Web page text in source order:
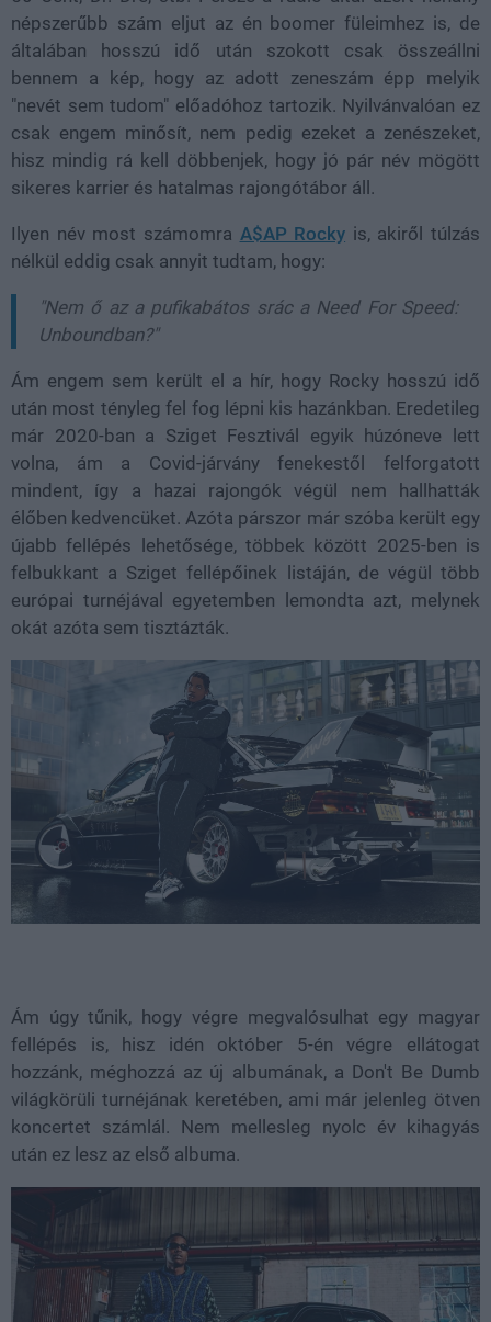
népszerűbb szám eljut az én boomer füleimhez is, de
általában hosszú idő után szokott csak összeállni
bennem a kép, hogy az adott zeneszám épp melyik
"nevét sem tudom" előadóhoz tartozik. Nyilvánvalóan ez
csak engem minősít, nem pedig ezeket a zenészeket,
hisz mindig rá kell döbbenjek, hogy jó pár név mögött
sikeres karrier és hatalmas rajongótábor áll.
Ilyen név most számomra A$AP Rocky is, akiről túlzás
nélkül eddig csak annyit tudtam, hogy:
"Nem ő az a pufikabátos srác a Need For Speed:
Unboundban?"
Ám engem sem került el a hír, hogy Rocky hosszú idő
után most tényleg fel fog lépni kis hazánkban. Eredetileg
már 2020-ban a Sziget Fesztivál egyik húzóneve lett
volna, ám a Covid-járvány fenekestől felforgatott
mindent, így a hazai rajongók végül nem hallhatták
élőben kedvencüket. Azóta párszor már szóba került egy
újabb fellépés lehetősége, többek között 2025-ben is
felbukkant a Sziget fellépőinek listáján, de végül több
európai turnéjával egyetemben lemondta azt, melynek
okát azóta sem tisztázták.
Ám úgy tűnik, hogy végre megvalósulhat egy magyar
fellépés is, hisz idén október 5-én végre ellátogat
hozzánk, méghozzá az új albumának, a Don't Be Dumb
világkörüli turnéjának keretében, ami már jelenleg ötven
koncertet számlál. Nem mellesleg nyolc év kihagyás
után ez lesz az első albuma.